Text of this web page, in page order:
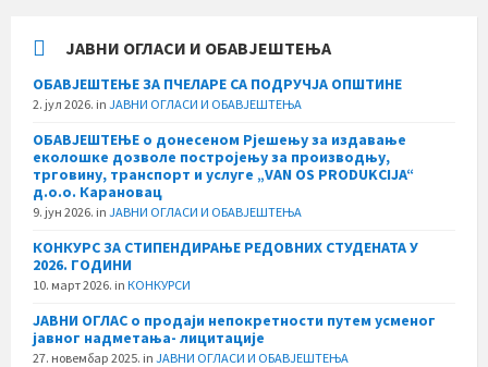
ЈАВНИ ОГЛАСИ И ОБАВЈЕШТЕЊА
ОБАВЈЕШТЕЊЕ ЗА ПЧЕЛАРЕ СА ПОДРУЧЈА ОПШТИНЕ
2. јул 2026. in ЈАВНИ ОГЛАСИ И ОБАВЈЕШТЕЊА
ОБАВЈЕШТЕЊЕ о донесеном Рјешењу за издавање
еколошке дозволе постројењу за производњу,
трговину, транспорт и услуге „VAN OS PRODUKCIJA“
д.о.о. Карановац
9. јун 2026. in ЈАВНИ ОГЛАСИ И ОБАВЈЕШТЕЊА
КОНКУРС ЗА СТИПЕНДИРАЊЕ РЕДОВНИХ СТУДЕНАТА У
2026. ГОДИНИ
10. март 2026. in КОНКУРСИ
ЈАВНИ ОГЛАС о продаји непокретности путем усменог
јавног надметања- лицитације
27. новембар 2025. in ЈАВНИ ОГЛАСИ И ОБАВЈЕШТЕЊА